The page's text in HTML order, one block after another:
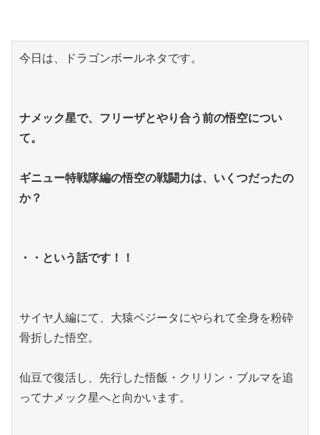
今日は、ドラゴンボールネタです。
ナメック星で、フリーザとやり合う前の悟空につい
て。
ギニュー特戦隊編の悟空の戦闘力は、いくつだったの
か？
・・という話です！！
サイヤ人編にて、大猿ベジータにやられて全身を粉砕
骨折した悟空。
仙豆で復活し、先行した悟飯・クリリン・ブルマを追
ってナメック星へと向かいます。